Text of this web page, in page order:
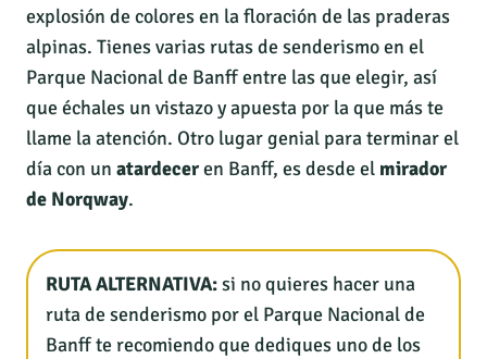
explosión de colores en la floración de las praderas
alpinas. Tienes varias rutas de senderismo en el
Parque Nacional de Banff entre las que elegir, así
que échales un vistazo y apuesta por la que más te
llame la atención. Otro lugar genial para terminar el
día con un atardeceren Banff, es desde el mirador
de Norqway.
RUTA ALTERNATIVA:si no quieres hacer una
ruta de senderismo por el Parque Nacional de
Banff te recomiendo que dediques uno de los